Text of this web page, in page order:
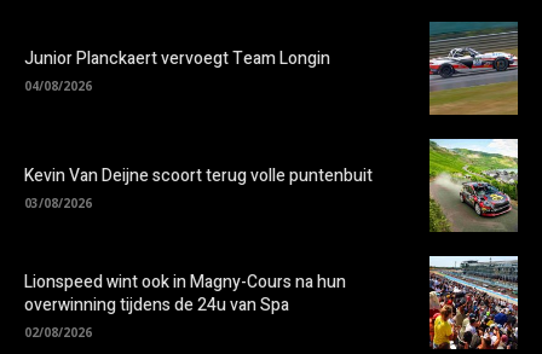
Junior Planckaert vervoegt Team Longin
04/08/2026
Kevin Van Deijne scoort terug volle puntenbuit
03/08/2026
Lionspeed wint ook in Magny-Cours na hun
overwinning tijdens de 24u van Spa
02/08/2026